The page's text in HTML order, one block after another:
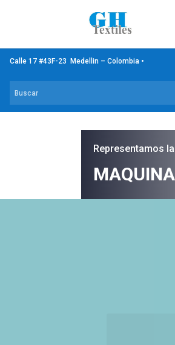
Calle 17 #43F-23 Medellin – Colombia •
Representamos